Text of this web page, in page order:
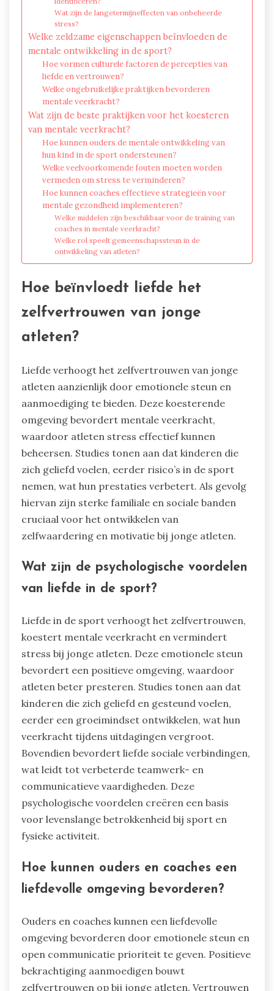
Wat zijn de langetermijneffecten van onbeheerde
stress?
Welke zeldzame eigenschappen beïnvloeden de
mentale ontwikkeling in de sport?
Hoe vormen culturele factoren de percepties van
liefde en vertrouwen?
Welke ongebruikelijke praktijken bevorderen
mentale veerkracht?
Wat zijn de beste praktijken voor het koesteren
van mentale veerkracht?
Hoe kunnen ouders de mentale ontwikkeling van
hun kind in de sport ondersteunen?
Welke veelvoorkomende fouten moeten worden
vermeden om stress te verminderen?
Hoe kunnen coaches effectieve strategieën voor
mentale gezondheid implementeren?
Welke middelen zijn beschikbaar voor de training van
coaches in mentale veerkracht?
Welke rol speelt gemeenschapssteun in de
ontwikkeling van atleten?
Hoe beïnvloedt liefde het
zelfvertrouwen van jonge
atleten?
Liefde verhoogt het zelfvertrouwen van jonge
atleten aanzienlijk door emotionele steun en
aanmoediging te bieden. Deze koesterende
omgeving bevordert mentale veerkracht,
waardoor atleten stress effectief kunnen
beheersen. Studies tonen aan dat kinderen die
zich geliefd voelen, eerder risico’s in de sport
nemen, wat hun prestaties verbetert. Als gevolg
hiervan zijn sterke familiale en sociale banden
cruciaal voor het ontwikkelen van
zelfwaardering en motivatie bij jonge atleten.
Wat zijn de psychologische voordelen
van liefde in de sport?
Liefde in de sport verhoogt het zelfvertrouwen,
koestert mentale veerkracht en vermindert
stress bij jonge atleten. Deze emotionele steun
bevordert een positieve omgeving, waardoor
atleten beter presteren. Studies tonen aan dat
kinderen die zich geliefd en gesteund voelen,
eerder een groeimindset ontwikkelen, wat hun
veerkracht tijdens uitdagingen vergroot.
Bovendien bevordert liefde sociale verbindingen,
wat leidt tot verbeterde teamwerk- en
communicatieve vaardigheden. Deze
psychologische voordelen creëren een basis
voor levenslange betrokkenheid bij sport en
fysieke activiteit.
Hoe kunnen ouders en coaches een
liefdevolle omgeving bevorderen?
Ouders en coaches kunnen een liefdevolle
omgeving bevorderen door emotionele steun en
open communicatie prioriteit te geven. Positieve
bekrachtiging aanmoedigen bouwt
zelfvertrouwen op bij jonge atleten. Vertrouwen